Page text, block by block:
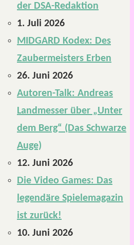
der DSA-Redaktion
1. Juli 2026
MIDGARD Kodex: Des
Zaubermeisters Erben
26. Juni 2026
Autoren-Talk: Andreas
Landmesser über „Unter
dem Berg“ (Das Schwarze
Auge)
12. Juni 2026
Die Video Games: Das
legendäre Spielemagazin
ist zurück!
10. Juni 2026